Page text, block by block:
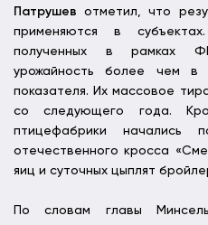
Патрушев отметил, что
применяются в
полученных в рамках
урожайность более чем
показателя. Их массовое
со следующего года.
птицефабрики начались
отечественного кросса
яиц и суточных цыплят
По словам главы